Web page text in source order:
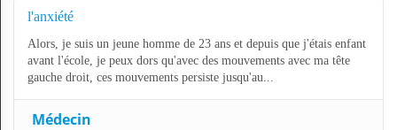
l'anxiété
Alors, je suis un jeune homme de 23 ans et depuis que j'étais enfant
avant l'école, je peux dors qu'avec des mouvements avec ma tête
gauche droit, ces mouvements persiste jusqu'au...
Médecin